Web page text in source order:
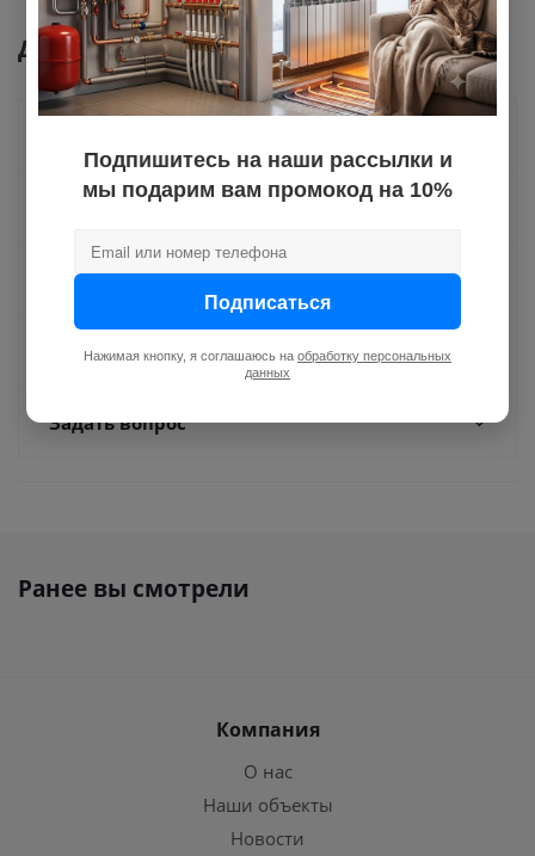
Документы
Доставка
Отзывы
Задать вопрос
Ранее вы смотрели
Компания
О нас
Наши объекты
Новости
Подпишитесь на наши рассылки и
мы подарим вам промокод на 10%
Подписаться
Нажимая кнопку, я соглашаюсь на обработку персональных
данных